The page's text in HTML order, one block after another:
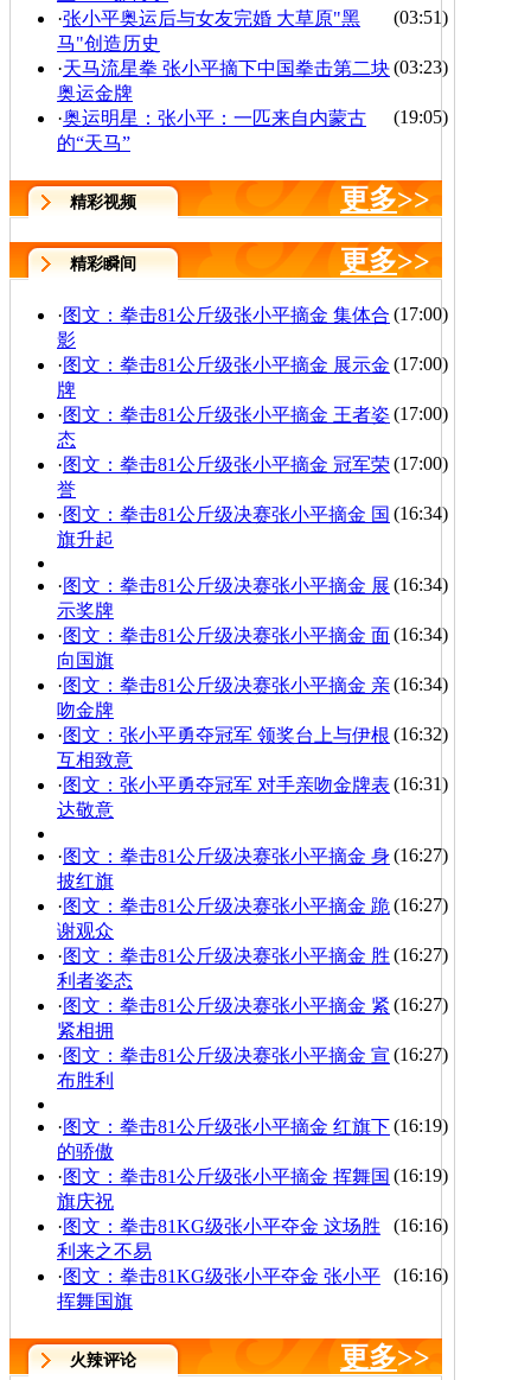
(03:51)
·张小平奥运后与女友完婚 大草原"黑
马"创造历史
(03:23)
·天马流星拳 张小平摘下中国拳击第二块
奥运金牌
(19:05)
·奥运明星：张小平：一匹来自内蒙古
的“天马”
精彩视频 更多>>
精彩瞬间 更多>>
(17:00)
·图文：拳击81公斤级张小平摘金 集体合
影
(17:00)
·图文：拳击81公斤级张小平摘金 展示金
牌
(17:00)
·图文：拳击81公斤级张小平摘金 王者姿
态
(17:00)
·图文：拳击81公斤级张小平摘金 冠军荣
誉
(16:34)
·图文：拳击81公斤级决赛张小平摘金 国
旗升起
(16:34)
·图文：拳击81公斤级决赛张小平摘金 展
示奖牌
(16:34)
·图文：拳击81公斤级决赛张小平摘金 面
向国旗
(16:34)
·图文：拳击81公斤级决赛张小平摘金 亲
吻金牌
(16:32)
·图文：张小平勇夺冠军 领奖台上与伊根
互相致意
(16:31)
·图文：张小平勇夺冠军 对手亲吻金牌表
达敬意
(16:27)
·图文：拳击81公斤级决赛张小平摘金 身
披红旗
(16:27)
·图文：拳击81公斤级决赛张小平摘金 跪
谢观众
(16:27)
·图文：拳击81公斤级决赛张小平摘金 胜
利者姿态
(16:27)
·图文：拳击81公斤级决赛张小平摘金 紧
紧相拥
(16:27)
·图文：拳击81公斤级决赛张小平摘金 宣
布胜利
(16:19)
·图文：拳击81公斤级张小平摘金 红旗下
的骄傲
(16:19)
·图文：拳击81公斤级张小平摘金 挥舞国
旗庆祝
(16:16)
·图文：拳击81KG级张小平夺金 这场胜
利来之不易
(16:16)
·图文：拳击81KG级张小平夺金 张小平
挥舞国旗
火辣评论 更多>>